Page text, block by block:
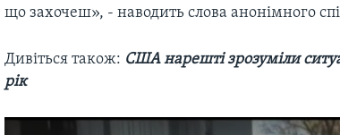
що захочеш», - наводить слова анонімного
Дивіться також: США нарешті зрозуміли
рік